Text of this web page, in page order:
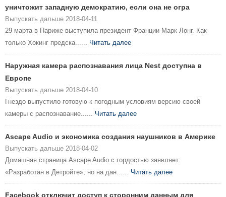
уничтожит западную демократию, если она не огра
Выпускать дальше 2018-04-11
29 марта в Париже выступила президент Франции Марк Лонг. Как
только Хокинг предска...... Читать далее
Наружная камера распознавания лица Nest доступна в
Европе
Выпускать дальше 2018-04-10
Гнездо выпустило готовую к погодным условиям версию своей
камеры с распознавание...... Читать далее
Ascape Audio и экономика создания наушников в Америке
Выпускать дальше 2018-04-02
Домашняя страница Ascape Audio с гордостью заявляет:
«Разработан в Детройте», но на дан...... Читать далее
Facebook отключит доступ к сторонним данным для